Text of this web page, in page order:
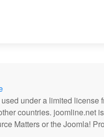
under a limited license
countries. joomline.net
Matters or the Joomla!